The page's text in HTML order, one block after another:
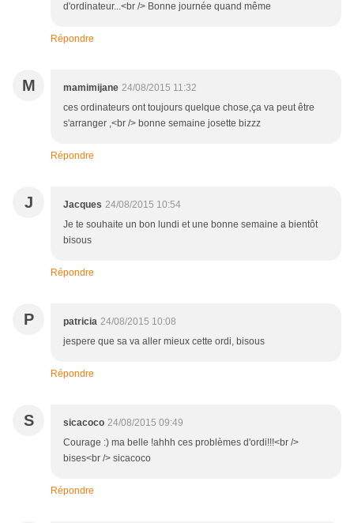
d'ordinateur...<br /> Bonne journée quand même
Répondre
M mamimijane 24/08/2015 11:32
ces ordinateurs ont toujours quelque chose,ça va peut être
s'arranger ,<br /> bonne semaine josette bizzz
Répondre
J Jacques 24/08/2015 10:54
Je te souhaite un bon lundi et une bonne semaine a bientôt
bisous
Répondre
P patricia 24/08/2015 10:08
jespere que sa va aller mieux cette ordi, bisous
Répondre
S sicacoco 24/08/2015 09:49
Courage :) ma belle !ahhh ces problèmes d'ordi!!!<br />
bises<br /> sicacoco
Répondre